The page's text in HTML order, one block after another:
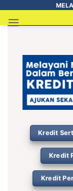
Kredit
Kredit
Kredit